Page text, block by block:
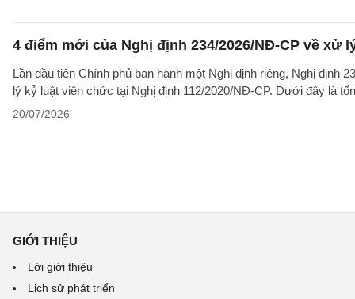
4 điểm mới của Nghị định 234/2026/NĐ-CP về xử
Lần đầu tiên Chính phủ ban hành một Nghị định riêng, Nghị
lý kỷ luật viên chức tại Nghị định 112/2020/NĐ-CP. Dưới đây là
20/07/2026
GIỚI THIỆU
Lời giới thiệu
Lịch sử phát triển